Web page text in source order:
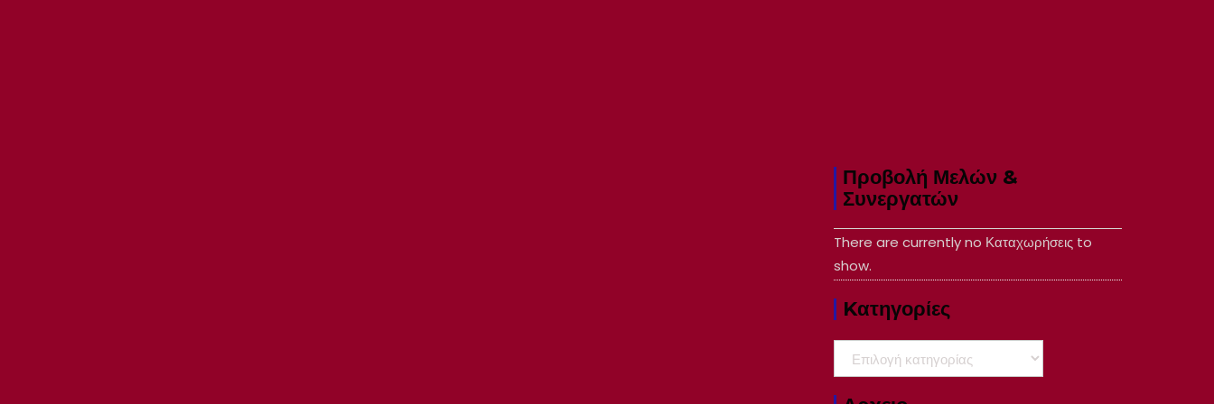
Προβολή Μελών &
Συνεργατών
There are currently no Καταχωρήσεις to
show.
Kατηγορίες
Kατηγορίες